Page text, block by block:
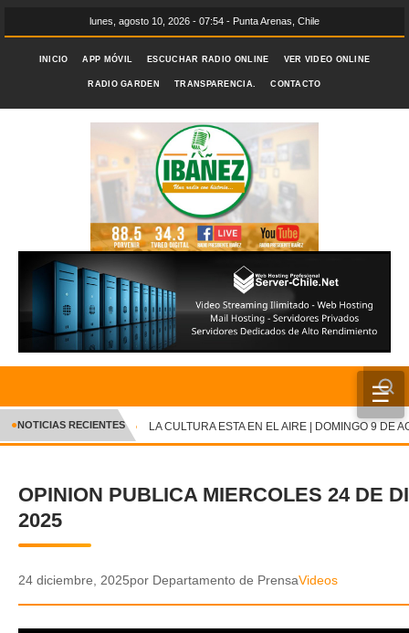
lunes, agosto 10, 2026 - 07:54 - Punta Arenas, Chile
INICIO APP MÓVIL ESCUCHAR RADIO ONLINE VER VIDEO ONLINE
RADIO GARDEN TRANSPARENCIA. CONTACTO
☰
INICIO
CRÓNICA
DEPORTES
POLICIAL
✕
●NOTICIAS RECIENTES LA CULTURA ESTA EN EL AIRE | DOMINGO 9 DE
OPINION PUBLICA MIERCOLES 24 DE
2025
24 diciembre, 2025por Departamento de PrensaVideos